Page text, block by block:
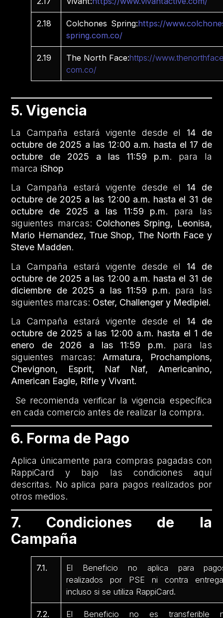
2.18 Colchones Spring:https://
spring.com.co/
2.19 The North Face:https://
com.co/
5. Vigencia
La Campaña estará vigente desde el
14 de
octubre de 2025 a las 12:00 a.m. hasta el 17 de
octubre de 2025 a las 11:59 p.m. para la
marca iShop
La Campaña estará vigente desde el
14 de
octubre de 2025 a las 12:00 a.m. hasta el 31 de
octubre de 2025 a las 11:59 p.m. para las
siguientes marcas: Colchones Srping, Leonisa,
Mario Hernandez, True Shop, The North Face y
Steve Madden.
La Campaña estará vigente desde el
14 de
octubre de 2025 a las 12:00 a.m. hasta el 31 de
diciembre de 2025 a las 11:59 p.m. para las
siguientes marcas: Oster, Challenger y Medipiel.
La Campaña estará vigente desde el
14 de
octubre de 2025 a las 12:00 a.m. hasta el 1 de
enero de 2026 a las 11:59 p.m. para las
siguientes marcas: Armatura, Prochampions,
Chevignon, Esprit, Naf Naf, Americanino,
American Eagle, Rifle y Vivant.
Se recomienda verificar la vigencia específica
en cada comercio antes de realizar la compra.
6. Forma de Pago
Aplica únicamente para compras pagadas con
RappiCard y bajo las condiciones aquí
descritas. No aplica para pagos realizados por
otros medios.
7. Condiciones de la
Campaña
7.1.
El Beneficio no aplica para
realizados por PSE ni contra
incluso si se utiliza RappiCard.
7.2.
El Beneficio no es transferible